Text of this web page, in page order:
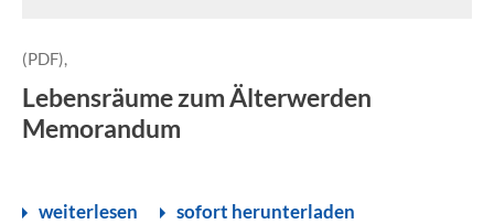
(PDF),
Lebensräume zum Älterwerden
Memorandum
weiterlesen sofort herunterladen